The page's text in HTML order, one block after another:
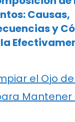
Causas,
y
el Ojo
Mantener